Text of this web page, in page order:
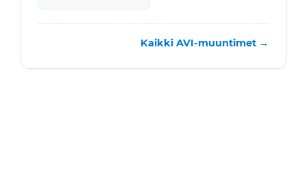
Kaikki AVI-muuntimet →